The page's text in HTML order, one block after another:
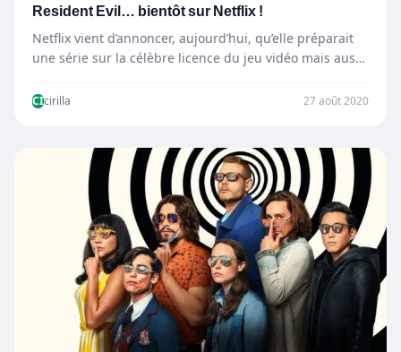
Resident Evil… bientôt sur Netflix !
Netflix vient d’annoncer, aujourd’hui, qu’elle préparait
une série sur la célèbre licence du jeu vidéo mais aussi
CIcirilla 27 août 2020